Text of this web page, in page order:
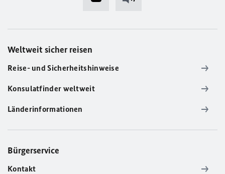
Weltweit sicher reisen
Reise- und Sicherheitshinweise
Konsulatfinder weltweit
Länderinformationen
Bürgerservice
Kontakt